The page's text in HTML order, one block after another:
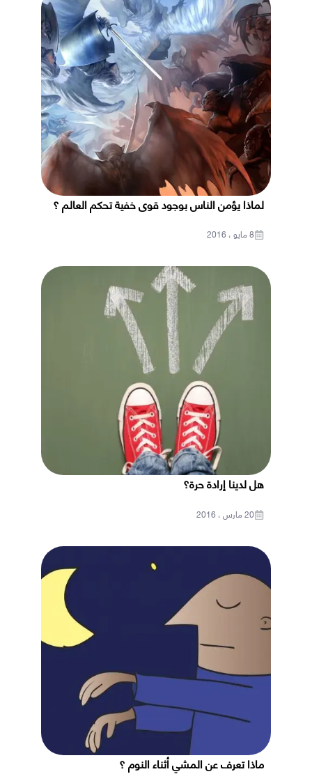
لماذا يؤمن الناس بوجود قوى خفية تحكم العالم ؟
8 مايو ، 2016
هل لدينا إرادة حرة؟
20 مارس ، 2016
ماذا تعرف عن المشي أثناء النوم ؟